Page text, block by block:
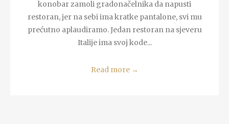
konobar zamoli gradonačelnika da napusti
restoran, jer na sebi ima kratke pantalone, svi mu
prećutno aplaudiramo. Jedan restoran na sjeveru
Italije ima svoj kode...
Read more →